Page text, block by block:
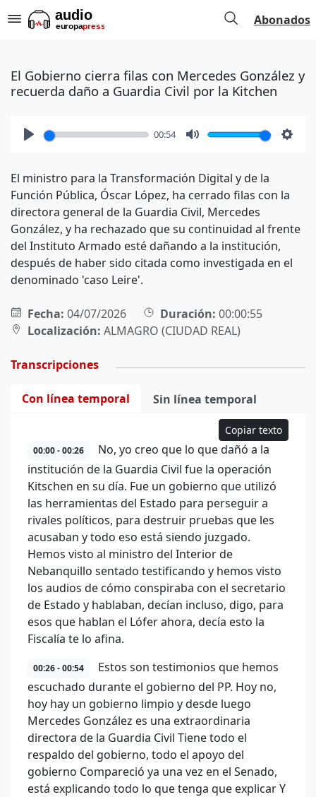
Abonados
El Gobierno cierra filas con Mercedes González y
recuerda daño a Guardia Civil por la Kitchen
00:54
El ministro para la Transformación Digital y de la
Función Pública, Óscar López, ha cerrado filas con la
directora general de la Guardia Civil, Mercedes
González, y ha rechazado que su continuidad al frente
del Instituto Armado esté dañando a la institución,
después de haber sido citada como investigada en el
denominado 'caso Leire'.
Fecha: 04/07/2026 Duración: 00:00:55
Localización: ALMAGRO (CIUDAD REAL)
Transcripciones
Con línea temporal Sin línea temporal
Copiar texto
00:00 - 00:26
No, yo creo que lo que dañó a la
institución de la Guardia Civil fue la operación
Kitschen en su día. Fue un gobierno que utilizó
las herramientas del Estado para perseguir a
rivales políticos, para destruir pruebas que les
acusaban y todo eso está siendo juzgado.
Hemos visto al ministro del Interior de
Nebanquillo sentado testificando y hemos visto
los audios de cómo conspiraba con el secretario
de Estado y hablaban, decían incluso, digo, para
esos que hablan el Lófer ahora, decía esto la
Fiscalía te lo afina.
00:26 - 00:54
Estos son testimonios que hemos
escuchado durante el gobierno del PP. Hoy no,
hoy hay un gobierno limpio y desde luego
Mercedes González es una extraordinaria
directora de la Guardia Civil Tiene todo el
respaldo del gobierno, todo el apoyo del
gobierno Compareció ya una vez en el Senado,
está explicando todo lo que tenga que explicar Y